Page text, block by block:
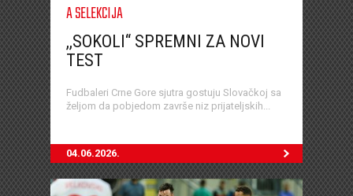
A SELEKCIJA
,,SOKOLI“ SPREMNI ZA NOVI
TEST
Fudbaleri Crne Gore sjutra gostuju Slovačkoj sa
željom da pobjedom završe niz prijateljskih...
04.06.2026.